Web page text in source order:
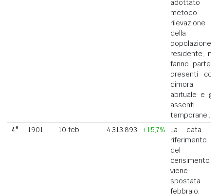
adottato il
metodo di
rilevazione
della
popolazione
residente, ne
fanno parte i
presenti con
dimora
abituale e gli
assenti
temporanei.
4°
1901 10 feb 4.313.893 +15,7%
La data di
riferimento
del
censimento
viene
spostata a
febbraio.